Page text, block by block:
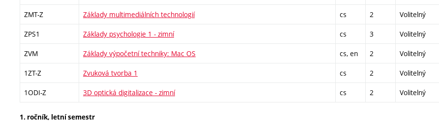
ZMT-Z Základy multimediálních technologií cs 2 Volitelný
ZPS1 Základy psychologie 1 - zimní cs 3 Volitelný
ZVM Základy výpočetní techniky: Mac OS cs, en 2 Volitelný
1ZT-Z Zvuková tvorba 1 cs 2 Volitelný
1ODI-Z 3D optická digitalizace - zimní cs 2 Volitelný
1. ročník, letní semestr